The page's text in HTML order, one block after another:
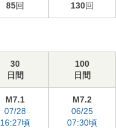
85回 130回
30
日間
100
日間
M7.1
07/28
16:27頃
M7.2
06/25
07:30頃